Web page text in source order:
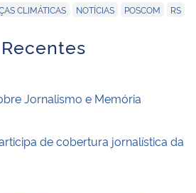
CLIMÁTICAS NOTÍCIAS POSCOM RS
Jornalismo e Memória
de cobertura jornalística da